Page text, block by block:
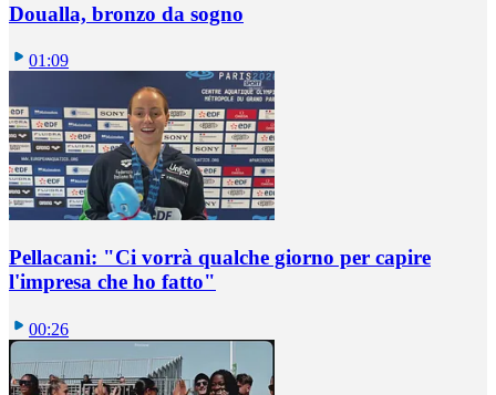
Doualla, bronzo da sogno
01:09
Pellacani: "Ci vorrà qualche giorno per capire
l'impresa che ho fatto"
00:26